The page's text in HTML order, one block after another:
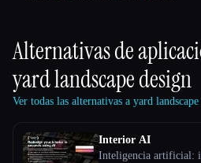
Alternativas de
yard landscape design
Ver todas las alternativas a yard
Interior AI
Inteligencia artificial: